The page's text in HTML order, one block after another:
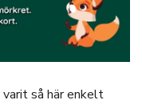
så här enkelt